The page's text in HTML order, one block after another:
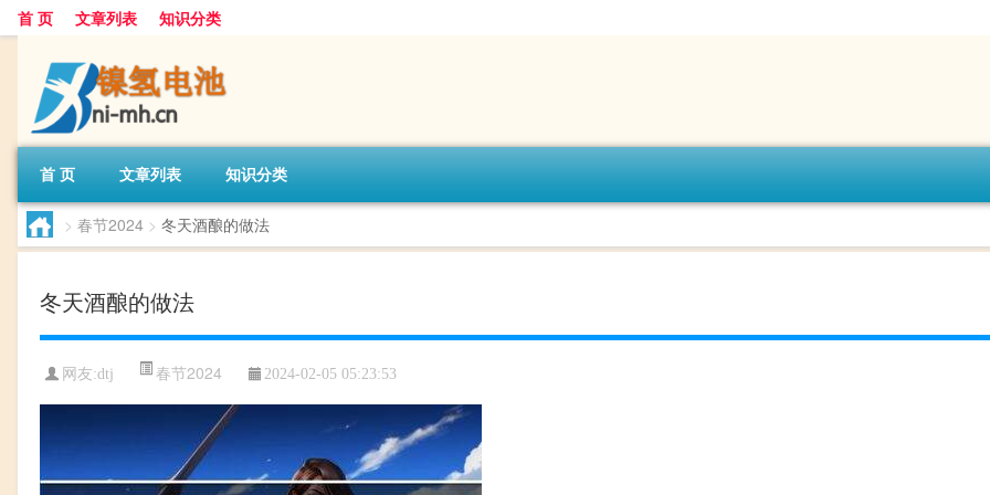
首 页 文章列表 知识分类
首 页 文章列表 知识分类
> 春节2024 > 冬天酒酿的做法
冬天酒酿的做法
网友:dtj 春节2024 2024-02-05 05:23:53